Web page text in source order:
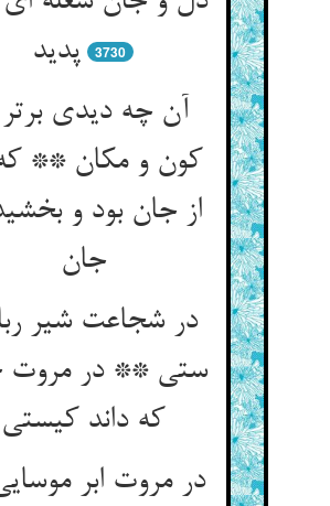
پدید
3730
آن چه دیدی برتر
کون و مکان **
از جان بود و
جان‌‌
در شجاعت شیر
ستی ** در مروت
در مروت ابر